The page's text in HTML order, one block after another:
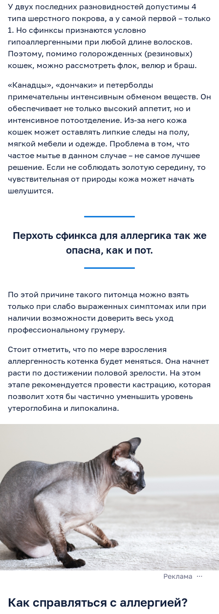
У двух последних разновидностей допустимы 4
типа шерстного покрова, а у самой первой – только
1. Но сфинксы признаются условно
гипоаллергенными при любой длине волосков.
Поэтому, помимо голорожденных (резиновых)
кошек, можно рассмотреть флок, велюр и браш.
«Канадцы», «дончаки» и петерболды
примечательны интенсивным обменом веществ. Он
обеспечивает не только высокий аппетит, но и
интенсивное потоотделение. Из-за него кожа
кошек может оставлять липкие следы на полу,
мягкой мебели и одежде. Проблема в том, что
частое мытье в данном случае – не самое лучшее
решение. Если не соблюдать золотую середину, то
чувствительная от природы кожа может начать
шелушится.
Перхоть сфинкса для аллергика так же
опасна, как и пот.
По этой причине такого питомца можно взять
только при слабо выраженных симптомах или при
наличии возможности доверить весь уход
профессиональному грумеру.
Стоит отметить, что по мере взросления
аллергенность котенка будет меняться. Она начнет
расти по достижении половой зрелости. На этом
этапе рекомендуется провести кастрацию, которая
позволит хотя бы частично уменьшить уровень
утероглобина и липокалина.
Как справляться с аллергией?